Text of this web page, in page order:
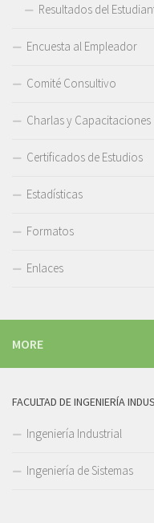
Resultados del
Encuesta al Empleador
Comité Consultivo
Charlas y Capacitaciones
Certificados de Estudios
Estadísticas
Formatos
Enlaces
MORE
FACULTAD DE INGENIERÍA
Ingeniería Industrial
Ingeniería de Sistemas